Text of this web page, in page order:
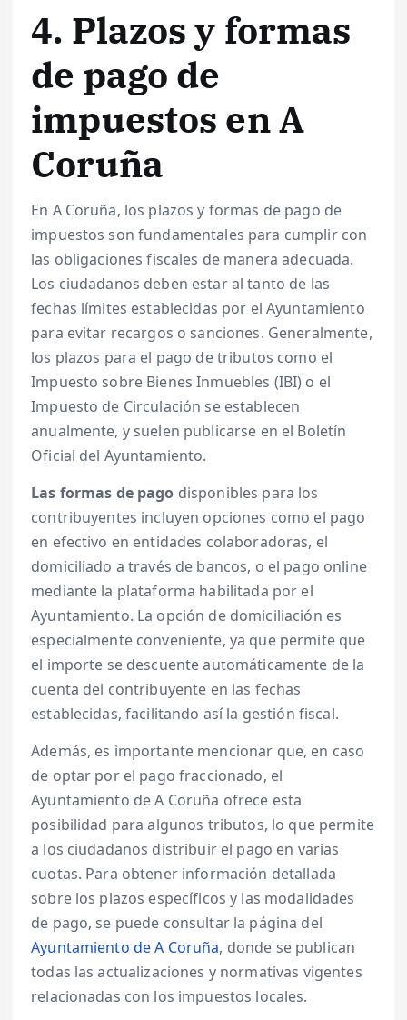
4. Plazos y formas
de pago de
impuestos en A
Coruña
En A Coruña, los plazos y formas de pago de
impuestos son fundamentales para cumplir con
las obligaciones fiscales de manera adecuada.
Los ciudadanos deben estar al tanto de las
fechas límites establecidas por el Ayuntamiento
para evitar recargos o sanciones. Generalmente,
los plazos para el pago de tributos como el
Impuesto sobre Bienes Inmuebles (IBI) o el
Impuesto de Circulación se establecen
anualmente, y suelen publicarse en el Boletín
Oficial del Ayuntamiento.
Las formas de pago disponibles para los
contribuyentes incluyen opciones como el pago
en efectivo en entidades colaboradoras, el
domiciliado a través de bancos, o el pago online
mediante la plataforma habilitada por el
Ayuntamiento. La opción de domiciliación es
especialmente conveniente, ya que permite que
el importe se descuente automáticamente de la
cuenta del contribuyente en las fechas
establecidas, facilitando así la gestión fiscal.
Además, es importante mencionar que, en caso
de optar por el pago fraccionado, el
Ayuntamiento de A Coruña ofrece esta
posibilidad para algunos tributos, lo que permite
a los ciudadanos distribuir el pago en varias
cuotas. Para obtener información detallada
sobre los plazos específicos y las modalidades
de pago, se puede consultar la página del
Ayuntamiento de A Coruña, donde se publican
todas las actualizaciones y normativas vigentes
relacionadas con los impuestos locales.